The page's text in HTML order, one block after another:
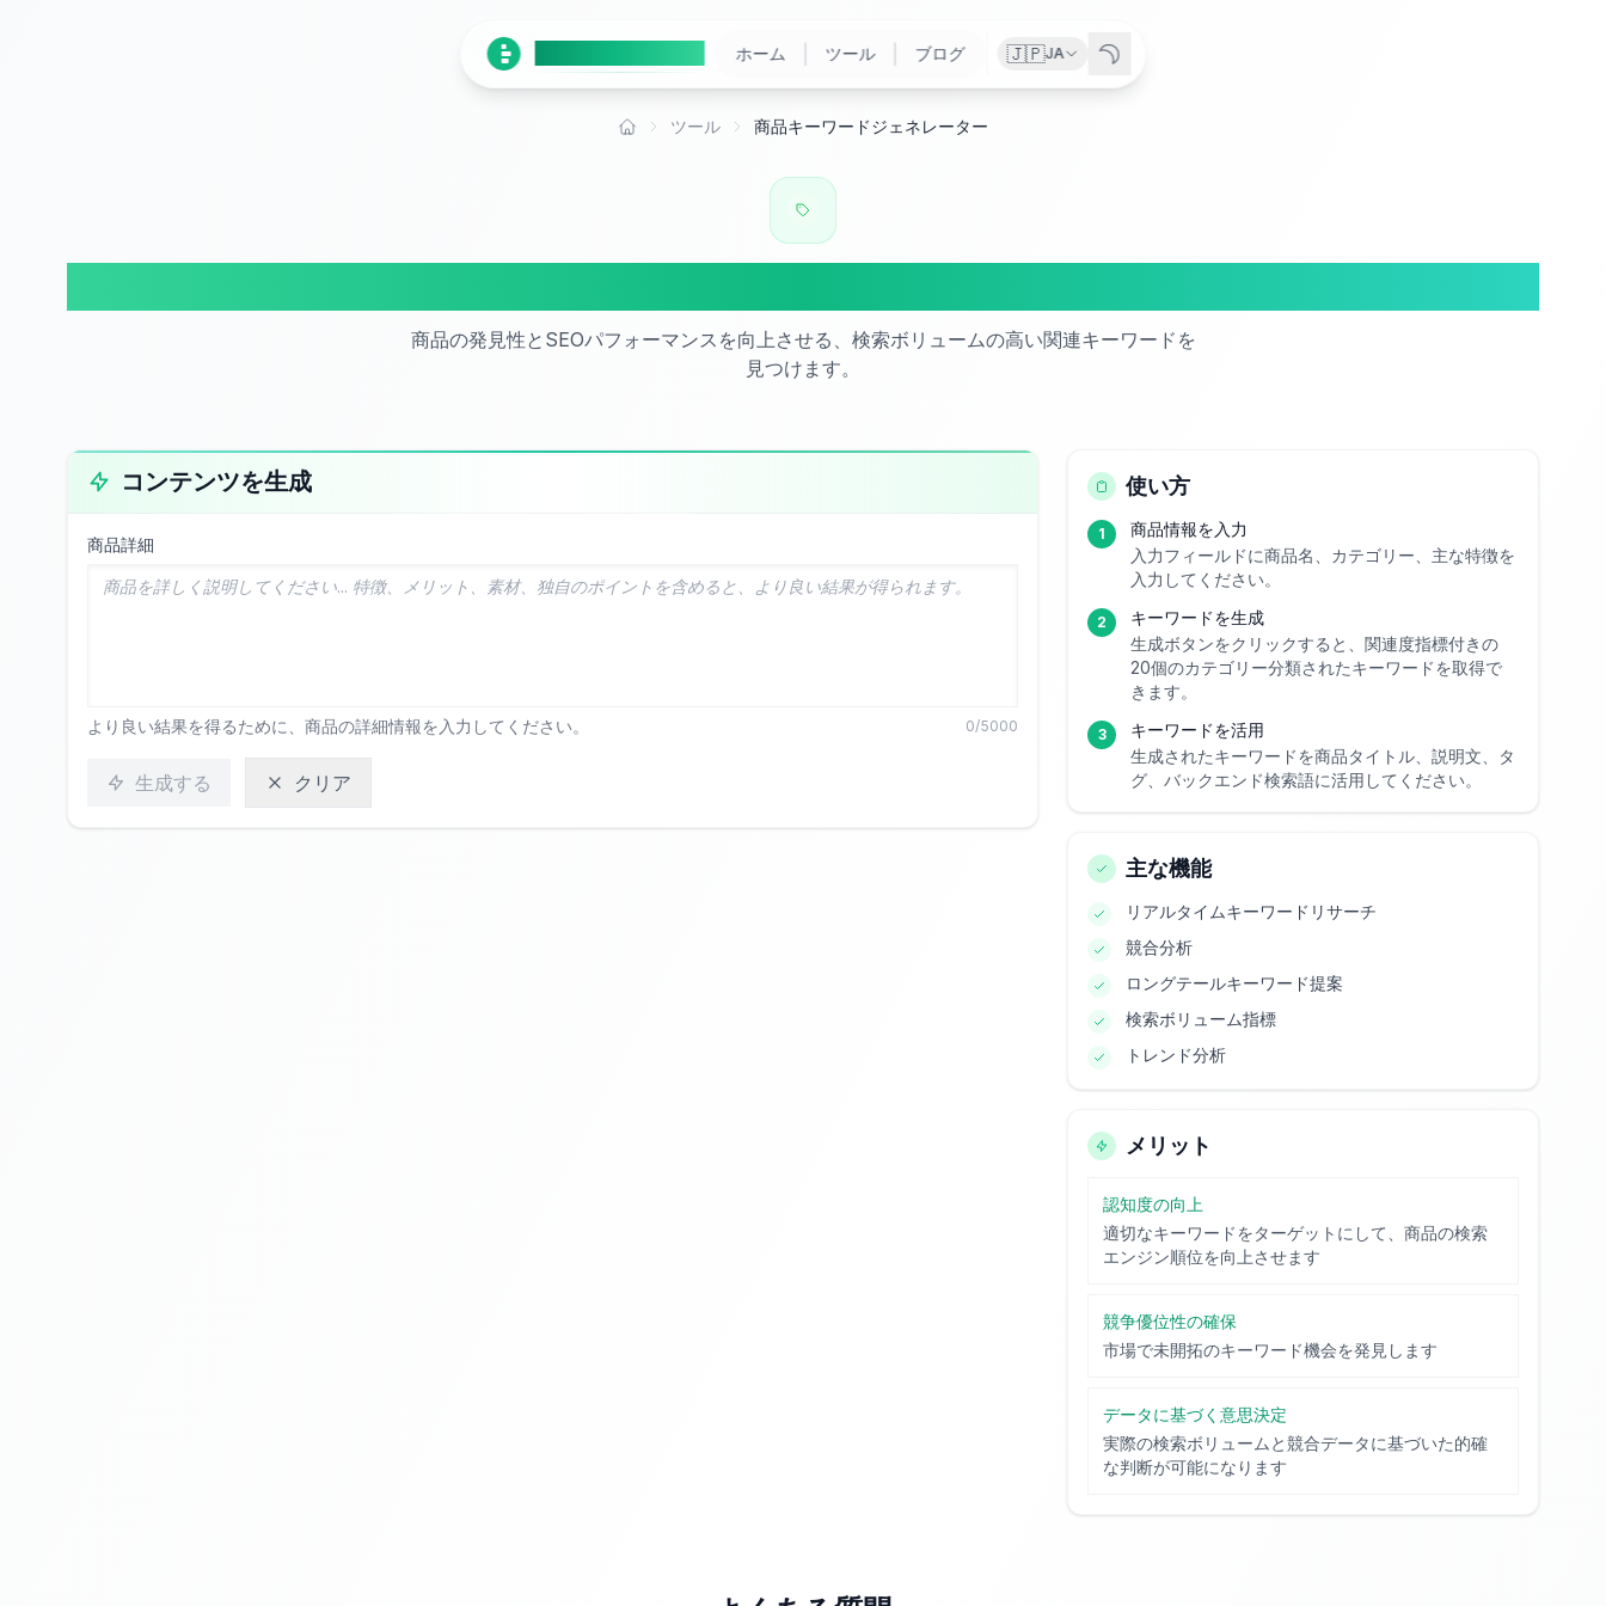
ホーム ツール ブログ 🇯🇵JA
ホーム ツール 商品キーワードジェネレーター
商品の発見性とSEOパフォーマンスを向上させる、検索ボリュームの高い関連キーワードを
見つけます。
コンテンツを生成
商品詳細
より良い結果を得るために、商品の詳細情報を入力してください。 0/5000
生成する クリア
使い方
1
商品情報を入力
入力フィールドに商品名、カテゴリー、主な特徴を
入力してください。
2
キーワードを生成
生成ボタンをクリックすると、関連度指標付きの
20個のカテゴリー分類されたキーワードを取得で
きます。
3
キーワードを活用
生成されたキーワードを商品タイトル、説明文、タ
グ、バックエンド検索語に活用してください。
主な機能
リアルタイムキーワードリサーチ
競合分析
ロングテールキーワード提案
検索ボリューム指標
トレンド分析
メリット
認知度の向上
適切なキーワードをターゲットにして、商品の検索
エンジン順位を向上させます
競争優位性の確保
市場で未開拓のキーワード機会を発見します
データに基づく意思決定
実際の検索ボリュームと競合データに基づいた的確
な判断が可能になります